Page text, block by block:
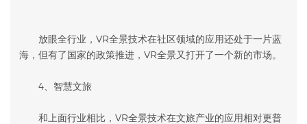
放眼全行业，VR全景技术在社区领域的应用还处于一片蓝
海，但有了国家的政策推进，VR全景又打开了一个新的市场。
4、智慧文旅
和上面行业相比，VR全景技术在文旅产业的应用相对更普